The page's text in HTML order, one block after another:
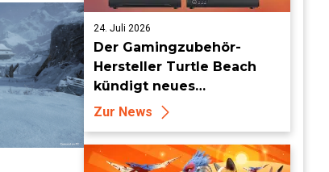
24. Juli 2026
Der Gamingzubehör-
Hersteller Turtle Beach
kündigt neues
Flugsimulationszubehör
Zur News